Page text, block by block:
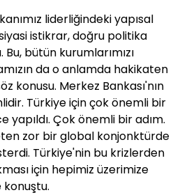
liderliğindeki yapısal
istikrar, doğru politika
bütün kurumlarımızı
da o anlamda hakikaten
konusu. Merkez Bankası'nın
Türkiye için çok önemli bir
yapıldı. Çok önemli bir adım.
zor bir global konjonktürde
Türkiye'nin bu krizlerden
için hepimiz üzerimize
konuştu.